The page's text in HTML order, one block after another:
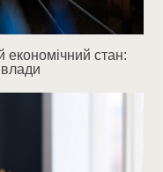
економічний стан:
влади